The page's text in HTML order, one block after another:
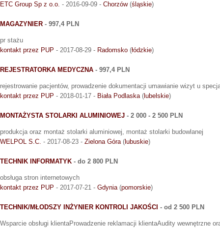
ETC Group Sp z o.o. - 2016-09-09 - Chorzów(śląskie)
MAGAZYNIER - 997,4 PLN
pr stażu
kontakt przez PUP - 2017-08-29 - Radomsko (łódzkie)
REJESTRATORKA MEDYCZNA - 997,4 PLN
rejestrowanie pacjentów, prowadzenie dokumentacji umawianie wizyt u
kontakt przez PUP - 2018-01-17 - Biała Podlaska( lubelskie)
MONTAŻYSTA STOLARKI ALUMINIOWEJ - 2 000 - 2 500 PLN
produkcja oraz montaż stolarki aluminiowej, montaż stolarki budowlanej
WELPOL S.C. - 2017-08-23 - Zielona Góra( lubuskie)
TECHNIK INFORMATYK - do 2 800 PLN
obsługa stron internetowych
kontakt przez PUP - 2017-07-21 - Gdynia(pomorskie)
TECHNIK/MŁODSZY INŻYNIER KONTROLI JAKOŚCI - od 2 500 PLN
Wsparcie obsługi klientaProwadzenie reklamacji klientaAudity wewnętrzne